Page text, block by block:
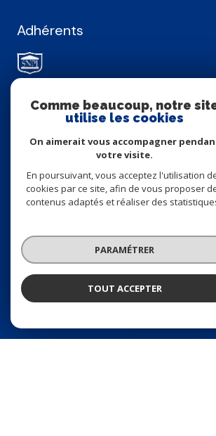
FURLAN
Adhérents
Nos honoraires
Nos partenaires
Mentions légales
Plan du site
Admin
Comme beaucoup, notre
utilise les cookies
On aimerait vous accompagner
votre visite.
En poursuivant, vous acceptez l'utilisation
cookies par ce site, afin de vous proposer
contenus adaptés et réaliser des
PARAMÉTRER
TOUT ACCEPTER